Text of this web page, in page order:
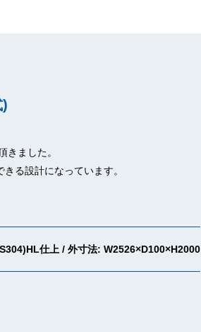
きました。
る設計になっています。
仕上 / 外寸法: W2526×D100×H2000